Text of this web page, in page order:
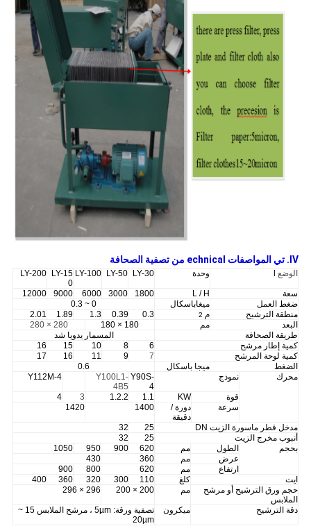
IV. تي المواصفات echnical من تصفية الصحافة
الوضع وحدة LY-30
LY-50
LY-100
LY-15
0
LY-200
سعة L / H
1800
3000
6000
9000
12000
ضغط العمل
ميغاباسكال
0 ~ 0.3
منطقة الترشيح
م 2
0.3
0.39
1.3
1.89
2.01
البعد
مم 180 × 180
280 × 280
طريقة الصحافة
المسمار يدويا شد
كمية إطار مرشح
6
8
10
15
16
كمية لوحة المرشح
7
9
11
16
17
الضغط
ميجا باسكال
0.6
محرك
نموذج
Y90S-
4
Y100L1-
4B5
Y112M-4
قوة KW
1.1
1.2.2
3
4
سرعة
دورة /
دقيقة
1400
1420
مدخل قطر ماسورة الزيت DN 25
32
أنبوب مخرج الزيت
25
32
بحجم
الطول مم 620
900
950
1050
عرض
مم 360
430
ارتفاع
مم 620
800
900
ايت
كلغ 110
300
320
360
400
حجم ورق الترشيح أو مرشح
الملابس
مم 200 × 200
296 × 296
دقة الترشيح ميكرون
تصفية ورقة: 5µm ، مرشح الملابس 15 ~
20µm